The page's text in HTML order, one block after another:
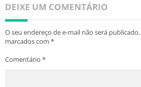
DEIXE UM COMENTÁRIO
O seu endereço de e-mail não será publicado.
marcados com *
Comentário *